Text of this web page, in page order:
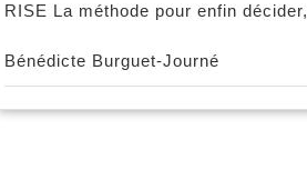
RISE La méthode pour enfin décider,
Bénédicte Burguet-Journé